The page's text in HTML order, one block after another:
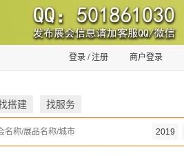
登录 /注册 商户登录
搭建 找服务
2019